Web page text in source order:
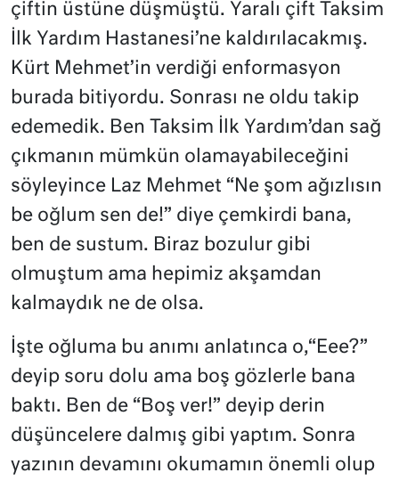
çiftin üstüne düşmüştü. Yaralı çift Taksim
İlk Yardım Hastanesi’ne kaldırılacakmış.
Kürt Mehmet’in verdiği enformasyon
burada bitiyordu. Sonrası ne oldu takip
edemedik. Ben Taksim İlk Yardım’dan sağ
çıkmanın mümkün olamayabileceğini
söyleyince Laz Mehmet “Ne şom ağızlısın
be oğlum sen de!” diye çemkirdi bana,
ben de sustum. Biraz bozulur gibi
olmuştum ama hepimiz akşamdan
kalmaydık ne de olsa.
İşte oğluma bu anımı anlatınca o,“Eee?”
deyip soru dolu ama boş gözlerle bana
baktı. Ben de “Boş ver!” deyip derin
düşüncelere dalmış gibi yaptım. Sonra
yazının devamını okumamın önemli olup